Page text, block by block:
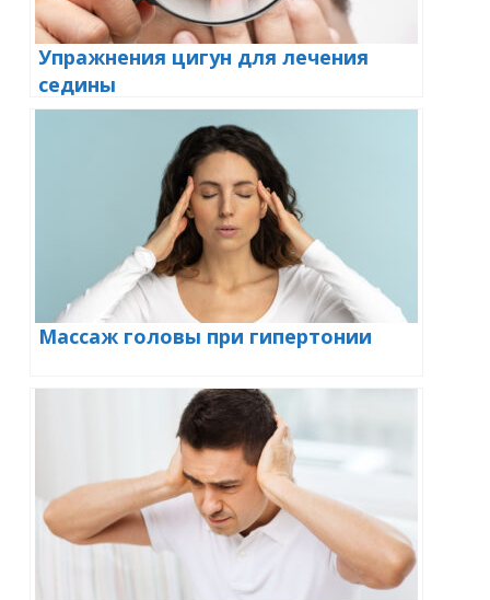
Упражнения цигун для лечения
седины
Массаж головы при гипертонии